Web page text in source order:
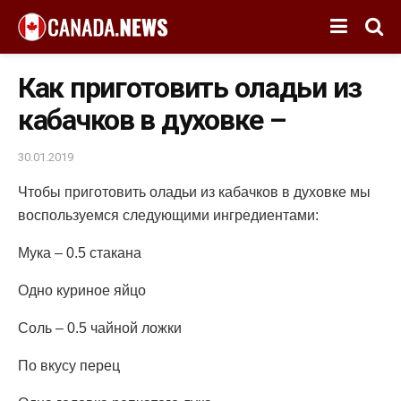
Как приготовить оладьи из
кабачков в духовке –
30.01.2019
Чтобы приготовить оладьи из кабачков в духовке мы
воспользуемся следующими ингредиентами:
Мука – 0.5 стакана
Одно куриное яйцо
Соль – 0.5 чайной ложки
По вкусу перец